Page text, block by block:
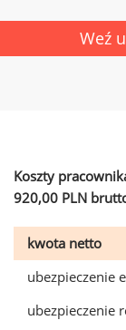
Weź
Koszty
920,00 PLN
kwota netto
ubezpieczenie
ubezpieczenie